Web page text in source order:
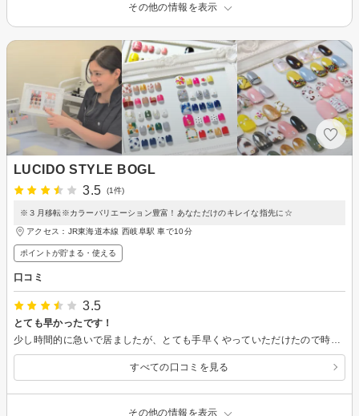
その他の情報を表示
LUCIDO STYLE BOGL
3.5
(1件)
※３月移転※カラーバリエーション豊富！あなただけのキレイな指先に☆
アクセス：JR東海道本線 西岐阜駅 車で10分
ポイントが貯まる・使える
口コミ
3.5
とても早かったです！
すべての口コミを見る
その他の情報を表示